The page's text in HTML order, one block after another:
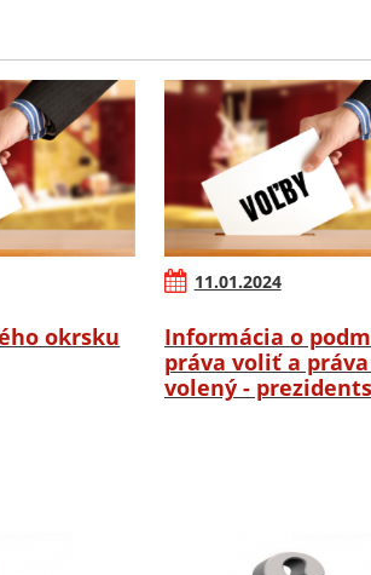
okrsku
11.01.2024
Informácia o
práva voliť a
volený -